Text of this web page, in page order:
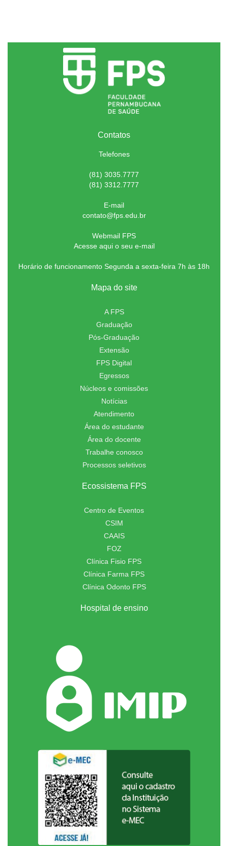
Contatos
Telefones
(81) 3035.7777
(81) 3312.7777
E-mail
contato@fps.edu.br
Webmail FPS
Acesse aqui o seu e-mail
Horário de funcionamento Segunda a sexta-feira 7h às 18h
Mapa do site
A FPS
Graduação
Pós-Graduação
Extensão
FPS Digital
Egressos
Núcleos e comissões
Notícias
Atendimento
Área do estudante
Área do docente
Trabalhe conosco
Processos seletivos
Ecossistema FPS
Centro de Eventos
CSIM
CAAIS
FOZ
Clínica Fisio FPS
Clínica Farma FPS
Clínica Odonto FPS
Hospital de ensino